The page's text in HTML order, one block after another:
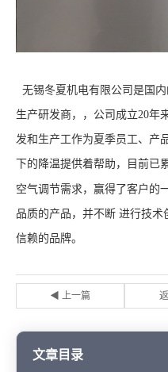
无锡冬夏机电有限公司是国内
生产研发商，，公司成立20年
发和生产工作为夏季员工、产
下的降温提供着帮助，目前已
空气调节需求，赢得了客户的
品质的产品，并不断 进行技
信赖的品牌。
◀ 上一篇
文章目录